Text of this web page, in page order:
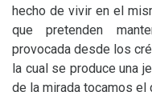
hecho de vivir en el
que pretenden
provocada desde los
la cual se produce una
de la mirada tocamos el